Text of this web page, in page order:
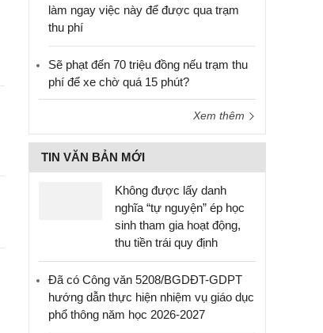
làm ngay việc này để được qua trạm
thu phí
Sẽ phạt đến 70 triệu đồng nếu trạm thu
phí để xe chờ quá 15 phút?
Xem thêm
TIN VĂN BẢN MỚI
Không được lấy danh
nghĩa “tự nguyện” ép học
sinh tham gia hoạt động,
thu tiền trái quy định
Đã có Công văn 5208/BGDĐT-GDPT
hướng dẫn thực hiện nhiệm vụ giáo dục
phổ thông năm học 2026-2027